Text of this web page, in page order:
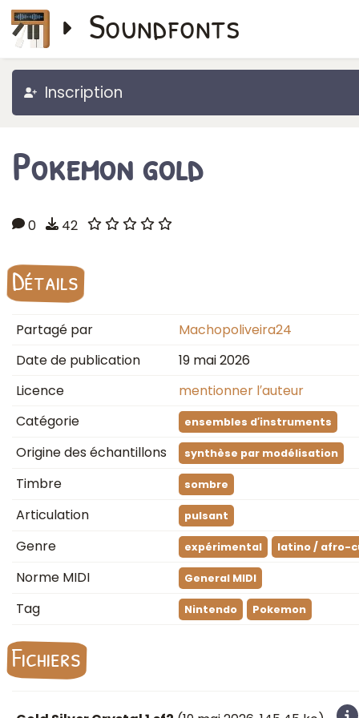
Soundfonts
Inscription
Pokemon gold
0 42
Détails
Partagé par
Machopoliveira24
Date de publication
19 mai 2026
Licence
mentionner l′auteur
Catégorie
ensembles d′instruments
Origine des échantillons synthèse par modélisation
Timbre sombre
Articulation pulsant
Genre expérimental latino / afro-
Norme MIDI General MIDI
Tag Nintendo Pokemon
Fichiers